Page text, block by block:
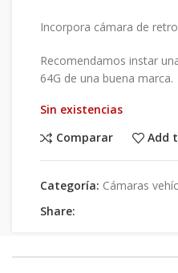
Incorpora cámara de
Recomendamos instar
64G de una buena marca.
Sin existencias
Comparar
Add
Categoría: Cámaras
Share: